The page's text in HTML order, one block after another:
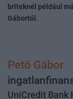
briteknél például
Gábortól.
Pető Gábor
UniCredit Bank